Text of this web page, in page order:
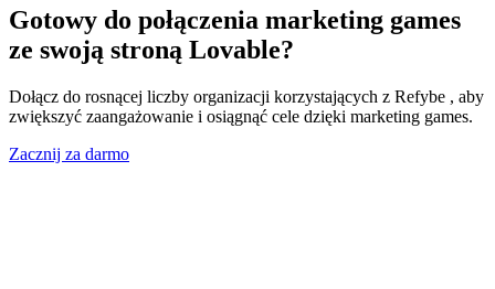
Gotowy do połączenia marketing games
ze swoją stroną Lovable?
Dołącz do rosnącej liczby organizacji korzystających z Refybe , aby
zwiększyć zaangażowanie i osiągnąć cele dzięki marketing games.
Zacznij za darmo